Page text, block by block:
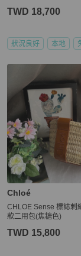
TWD 18,700
狀況良好 本地
Chloé
CHLOE Sense 標誌刺
款二用包(焦糖色)
TWD 15,800